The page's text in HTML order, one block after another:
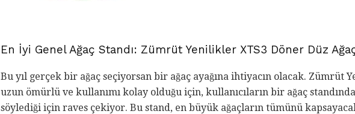
En İyi Genel Ağaç Standı: Zümrüt Yenilikler XTS3 Döner Düz
Bu yıl gerçek bir ağaç seçiyorsan bir ağaç ayağına ihtiyacın olacak. Zümrüt
uzun ömürlü ve kullanımı kolay olduğu için, kullanıcıların bir ağaç
söylediği için raves çekiyor. Bu stand, en büyük ağaçların tümünü